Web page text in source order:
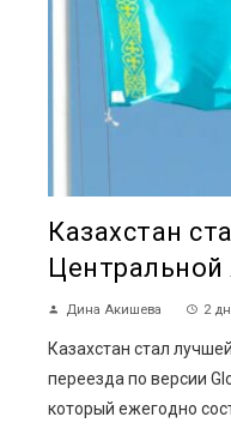
Казахстан
Центральной
Дина Акишева 2
Казахстан стал
переезда по версии
который ежегодно